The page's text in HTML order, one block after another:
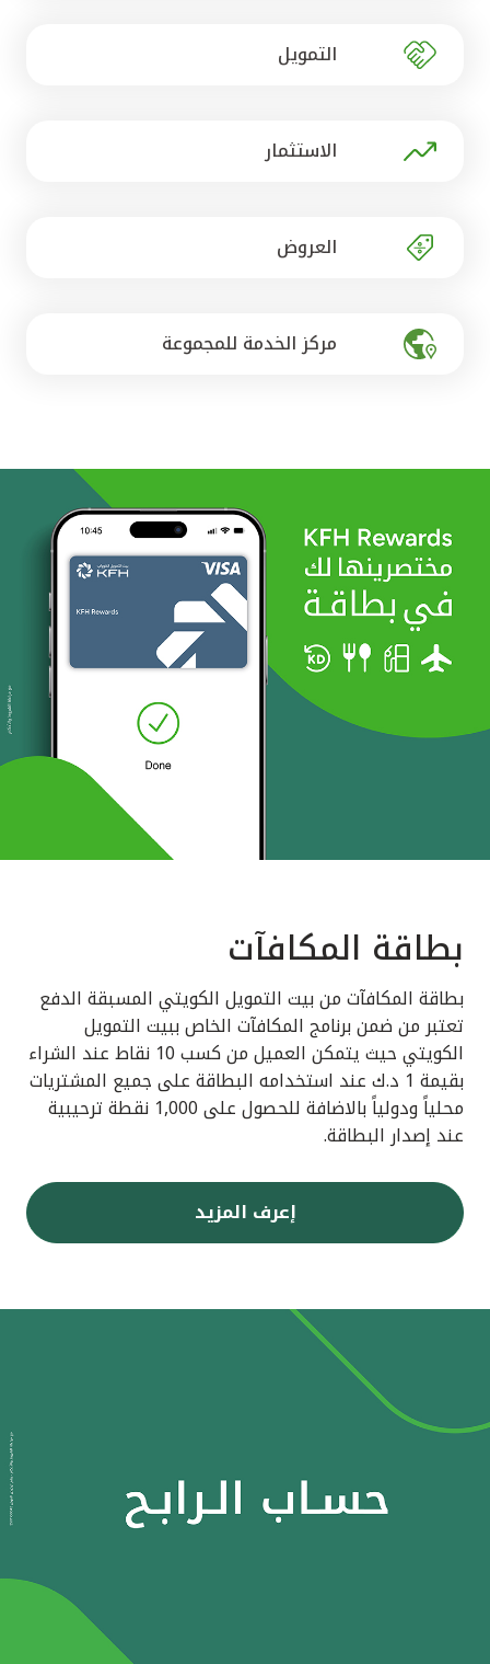
مصر
التمويل
الاستثمار
العروض
مركز الخدمة للمجموعة
بطاقة المكافآت
بطاقة المكافآت من بيت التمويل الكويتي المسبقة الدفع
تعتبر من ضمن برنامج المكافآت الخاص ببيت التمويل
الكويتي حيث يتمكن العميل من كسب 10 نقاط عند الشراء
بقيمة 1 د.ك عند استخدامه البطاقة على جميع المشتريات
محلياً ودولياً بالاضافة للحصول على 1,000 نقطة ترحيبية
عند إصدار البطاقة.
إعرف المزيد